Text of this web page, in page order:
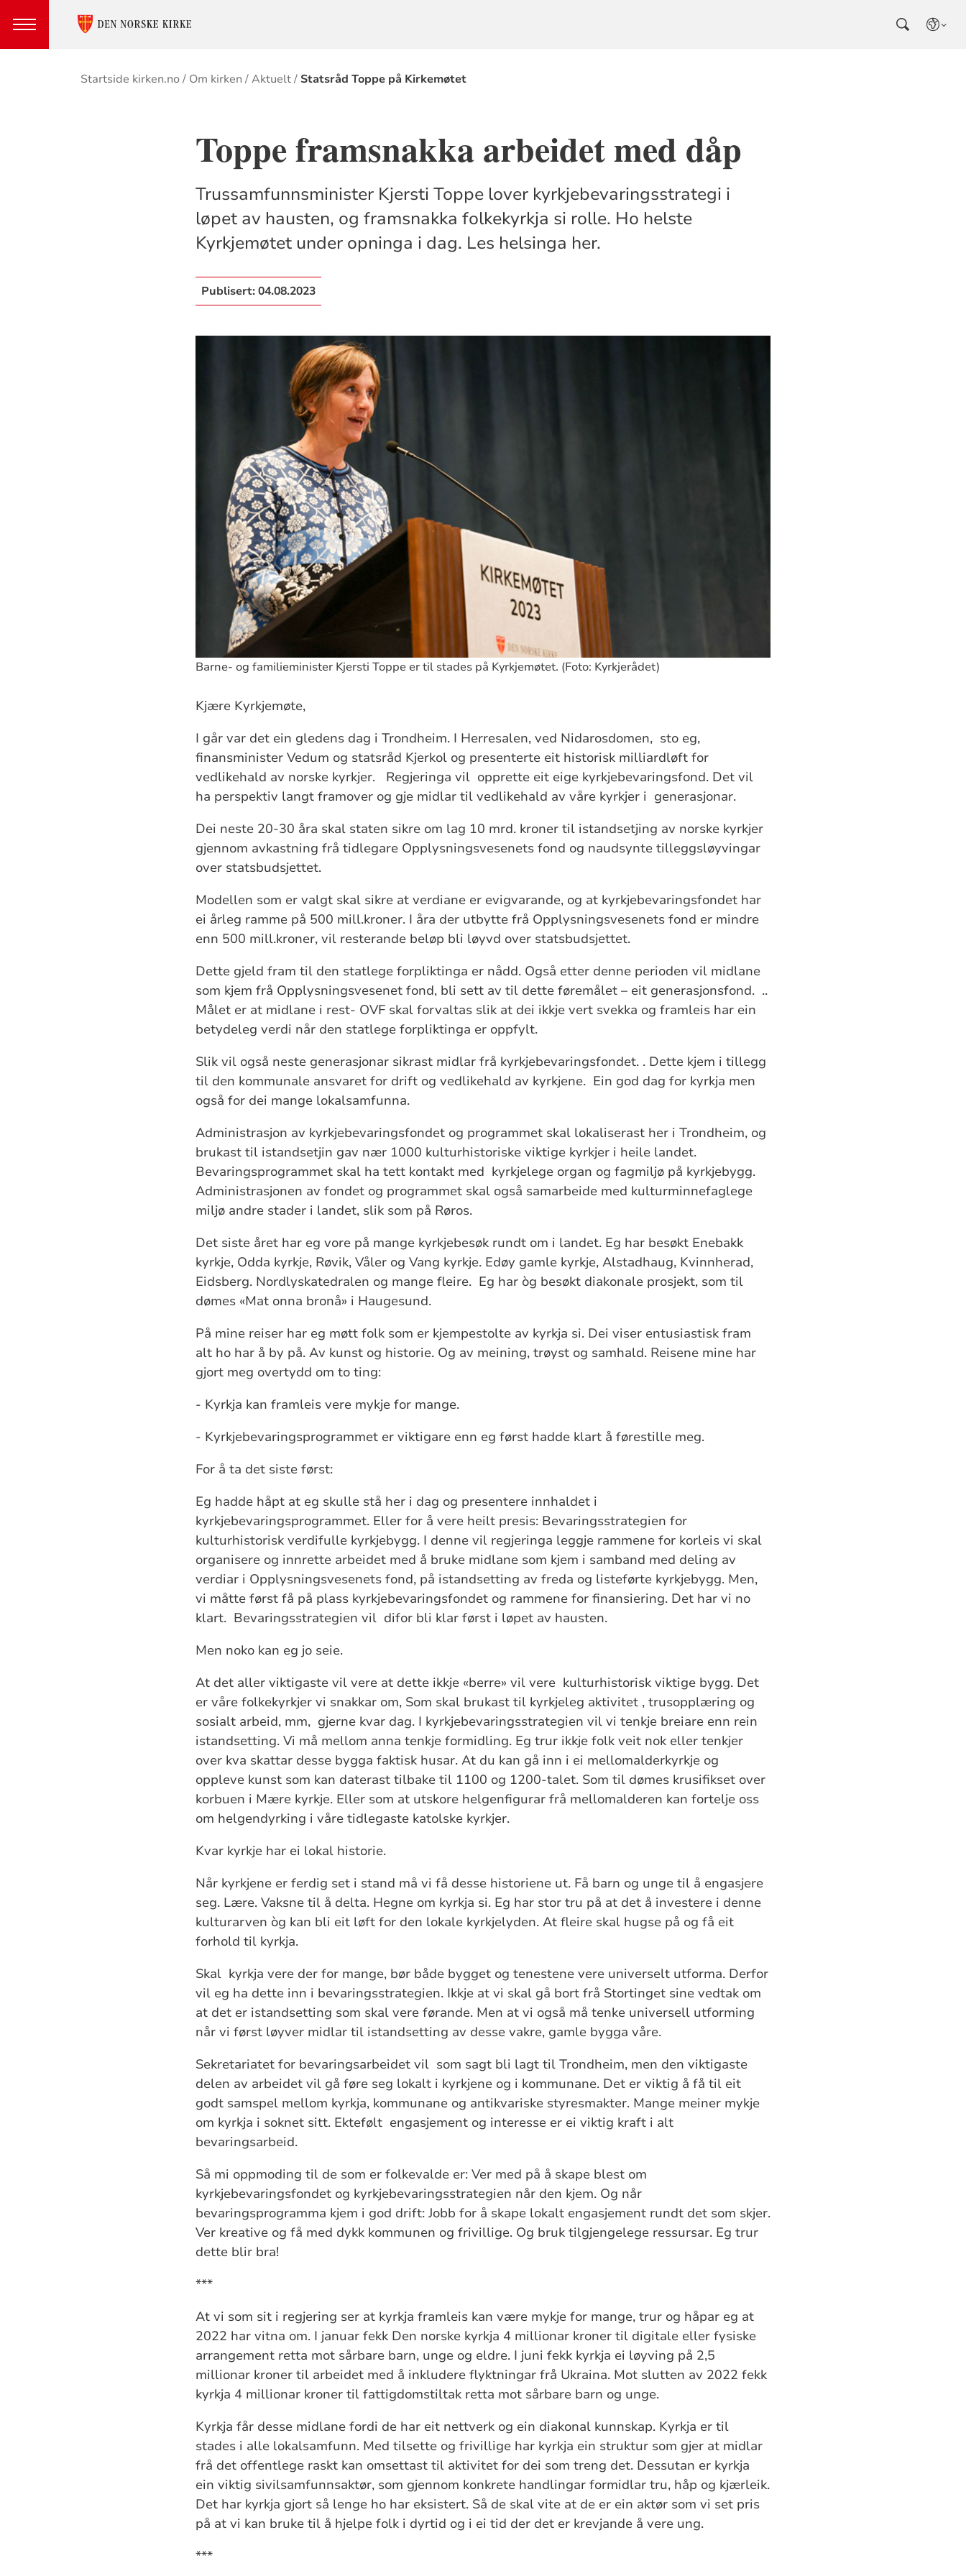
Brødsmulesti
Startside kirken.no Om kirken Aktuelt Statsråd Toppe på Kirkemøtet
Toppe framsnakka arbeidet med dåp
Trussamfunnsminister Kjersti Toppe lover kyrkjebevaringsstrategi i
løpet av hausten, og framsnakka folkekyrkja si rolle. Ho helste
Kyrkjemøtet under opninga i dag. Les helsinga her.
Publisert:04.08.2023
Barne- og familieminister Kjersti Toppe er til stades på Kyrkjemøtet. (Foto: Kyrkjerådet)
Kjære Kyrkjemøte,
I går var det ein gledens dag i Trondheim. I Herresalen, ved Nidarosdomen, sto eg,
finansminister Vedum og statsråd Kjerkol og presenterte eit historisk milliardløft for
vedlikehald av norske kyrkjer. Regjeringa vil opprette eit eige kyrkjebevaringsfond. Det vil
ha perspektiv langt framover og gje midlar til vedlikehald av våre kyrkjer i generasjonar.
Dei neste 20-30 åra skal staten sikre om lag 10 mrd. kroner til istandsetjing av norske kyrkjer
gjennom avkastning frå tidlegare Opplysningsvesenets fond og naudsynte tilleggsløyvingar
over statsbudsjettet.
Modellen som er valgt skal sikre at verdiane er evigvarande, og at kyrkjebevaringsfondet har
ei årleg ramme på 500 mill.kroner. I åra der utbytte frå Opplysningsvesenets fond er mindre
enn 500 mill.kroner, vil resterande beløp bli løyvd over statsbudsjettet.
Dette gjeld fram til den statlege forpliktinga er nådd. Også etter denne perioden vil midlane
som kjem frå Opplysningsvesenet fond, bli sett av til dette føremålet – eit generasjonsfond. ..
Målet er at midlane i rest- OVF skal forvaltas slik at dei ikkje vert svekka og framleis har ein
betydeleg verdi når den statlege forpliktinga er oppfylt.
Slik vil også neste generasjonar sikrast midlar frå kyrkjebevaringsfondet. . Dette kjem i tillegg
til den kommunale ansvaret for drift og vedlikehald av kyrkjene. Ein god dag for kyrkja men
også for dei mange lokalsamfunna.
Administrasjon av kyrkjebevaringsfondet og programmet skal lokaliserast her i Trondheim, og
brukast til istandsetjin gav nær 1000 kulturhistoriske viktige kyrkjer i heile landet.
Bevaringsprogrammet skal ha tett kontakt med kyrkjelege organ og fagmiljø på kyrkjebygg.
Administrasjonen av fondet og programmet skal også samarbeide med kulturminnefaglege
miljø andre stader i landet, slik som på Røros.
Det siste året har eg vore på mange kyrkjebesøk rundt om i landet. Eg har besøkt Enebakk
kyrkje, Odda kyrkje, Røvik, Våler og Vang kyrkje. Edøy gamle kyrkje, Alstadhaug, Kvinnherad,
Eidsberg. Nordlyskatedralen og mange fleire. Eg har òg besøkt diakonale prosjekt, som til
dømes «Mat onna bronå» i Haugesund.
På mine reiser har eg møtt folk som er kjempestolte av kyrkja si. Dei viser entusiastisk fram
alt ho har å by på. Av kunst og historie. Og av meining, trøyst og samhald. Reisene mine har
gjort meg overtydd om to ting:
- Kyrkja kan framleis vere mykje for mange.
- Kyrkjebevaringsprogrammet er viktigare enn eg først hadde klart å førestille meg.
For å ta det siste først:
Eg hadde håpt at eg skulle stå her i dag og presentere innhaldet i
kyrkjebevaringsprogrammet. Eller for å vere heilt presis: Bevaringsstrategien for
kulturhistorisk verdifulle kyrkjebygg. I denne vil regjeringa leggje rammene for korleis vi skal
organisere og innrette arbeidet med å bruke midlane som kjem i samband med deling av
verdiar i Opplysningsvesenets fond, på istandsetting av freda og listeførte kyrkjebygg. Men,
vi måtte først få på plass kyrkjebevaringsfondet og rammene for finansiering. Det har vi no
klart. Bevaringsstrategien vil difor bli klar først i løpet av hausten.
Men noko kan eg jo seie.
At det aller viktigaste vil vere at dette ikkje «berre» vil vere kulturhistorisk viktige bygg. Det
er våre folkekyrkjer vi snakkar om, Som skal brukast til kyrkjeleg aktivitet , trusopplæring og
sosialt arbeid, mm, gjerne kvar dag. I kyrkjebevaringsstrategien vil vi tenkje breiare enn rein
istandsetting. Vi må mellom anna tenkje formidling. Eg trur ikkje folk veit nok eller tenkjer
over kva skattar desse bygga faktisk husar. At du kan gå inn i ei mellomalderkyrkje og
oppleve kunst som kan daterast tilbake til 1100 og 1200-talet. Som til dømes krusifikset over
korbuen i Mære kyrkje. Eller som at utskore helgenfigurar frå mellomalderen kan fortelje oss
om helgendyrking i våre tidlegaste katolske kyrkjer.
Kvar kyrkje har ei lokal historie.
Når kyrkjene er ferdig set i stand må vi få desse historiene ut. Få barn og unge til å engasjere
seg. Lære. Vaksne til å delta. Hegne om kyrkja si. Eg har stor tru på at det å investere i denne
kulturarven òg kan bli eit løft for den lokale kyrkjelyden. At fleire skal hugse på og få eit
forhold til kyrkja.
Skal kyrkja vere der for mange, bør både bygget og tenestene vere universelt utforma. Derfor
vil eg ha dette inn i bevaringsstrategien. Ikkje at vi skal gå bort frå Stortinget sine vedtak om
at det er istandsetting som skal vere førande. Men at vi også må tenke universell utforming
når vi først løyver midlar til istandsetting av desse vakre, gamle bygga våre.
Sekretariatet for bevaringsarbeidet vil som sagt bli lagt til Trondheim, men den viktigaste
delen av arbeidet vil gå føre seg lokalt i kyrkjene og i kommunane. Det er viktig å få til eit
godt samspel mellom kyrkja, kommunane og antikvariske styresmakter. Mange meiner mykje
om kyrkja i soknet sitt. Ektefølt engasjement og interesse er ei viktig kraft i alt
bevaringsarbeid.
Så mi oppmoding til de som er folkevalde er: Ver med på å skape blest om
kyrkjebevaringsfondet og kyrkjebevaringsstrategien når den kjem. Og når
bevaringsprogramma kjem i god drift: Jobb for å skape lokalt engasjement rundt det som skjer.
Ver kreative og få med dykk kommunen og frivillige. Og bruk tilgjengelege ressursar. Eg trur
dette blir bra!
***
At vi som sit i regjering ser at kyrkja framleis kan være mykje for mange, trur og håpar eg at
2022 har vitna om. I januar fekk Den norske kyrkja 4 millionar kroner til digitale eller fysiske
arrangement retta mot sårbare barn, unge og eldre. I juni fekk kyrkja ei løyving på 2,5
millionar kroner til arbeidet med å inkludere flyktningar frå Ukraina. Mot slutten av 2022 fekk
kyrkja 4 millionar kroner til fattigdomstiltak retta mot sårbare barn og unge.
Kyrkja får desse midlane fordi de har eit nettverk og ein diakonal kunnskap. Kyrkja er til
stades i alle lokalsamfunn. Med tilsette og frivillige har kyrkja ein struktur som gjer at midlar
frå det offentlege raskt kan omsettast til aktivitet for dei som treng det. Dessutan er kyrkja
ein viktig sivilsamfunnsaktør, som gjennom konkrete handlingar formidlar tru, håp og kjærleik.
Det har kyrkja gjort så lenge ho har eksistert. Så de skal vite at de er ein aktør som vi set pris
på at vi kan bruke til å hjelpe folk i dyrtid og i ei tid der det er krevjande å vere ung.
***